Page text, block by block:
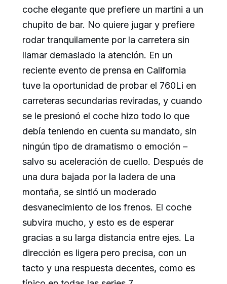
coche elegante que prefiere un martini a un
chupito de bar. No quiere jugar y prefiere
rodar tranquilamente por la carretera sin
llamar demasiado la atención. En un
reciente evento de prensa en California
tuve la oportunidad de probar el 760Li en
carreteras secundarias reviradas, y cuando
se le presionó el coche hizo todo lo que
debía teniendo en cuenta su mandato, sin
ningún tipo de dramatismo o emoción –
salvo su aceleración de cuello. Después de
una dura bajada por la ladera de una
montaña, se sintió un moderado
desvanecimiento de los frenos. El coche
subvira mucho, y esto es de esperar
gracias a su larga distancia entre ejes. La
dirección es ligera pero precisa, con un
tacto y una respuesta decentes, como es